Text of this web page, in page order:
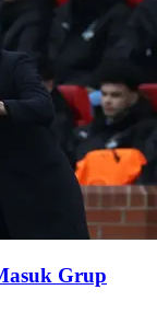
Grup